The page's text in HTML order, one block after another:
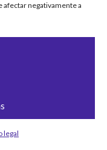
negativamente a
legal
se;alo y me
!!! What’s your